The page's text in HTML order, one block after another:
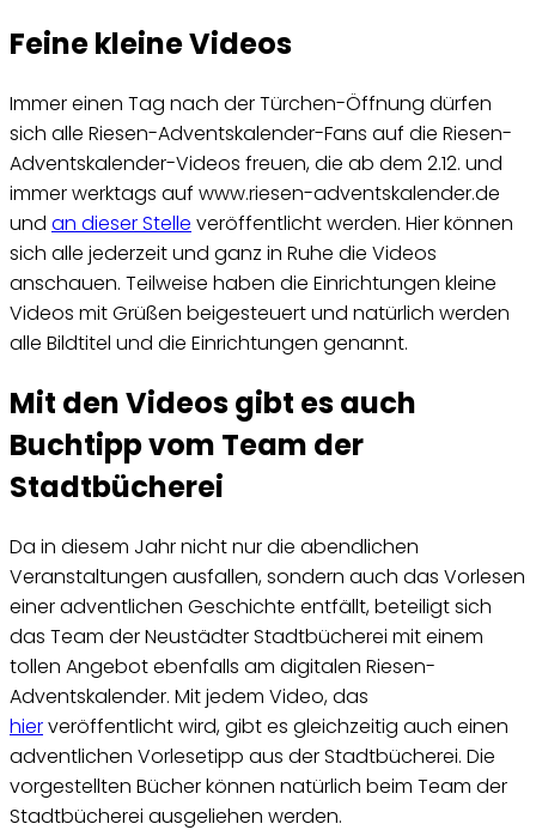
Feine kleine Videos
Immer einen Tag nach der Türchen-Öffnung dürfen
sich alle Riesen-Adventskalender-Fans auf die Riesen-
Adventskalender-Videos freuen, die ab dem 2.12. und
immer werktags auf www.riesen-adventskalender.de
und an dieser Stelle veröffentlicht werden. Hier können
sich alle jederzeit und ganz in Ruhe die Videos
anschauen. Teilweise haben die Einrichtungen kleine
Videos mit Grüßen beigesteuert und natürlich werden
alle Bildtitel und die Einrichtungen genannt.
Mit den Videos gibt es auch
Buchtipp vom Team der
Stadtbücherei
Da in diesem Jahr nicht nur die abendlichen
Veranstaltungen ausfallen, sondern auch das Vorlesen
einer adventlichen Geschichte entfällt, beteiligt sich
das Team der Neustädter Stadtbücherei mit einem
tollen Angebot ebenfalls am digitalen Riesen-
Adventskalender. Mit jedem Video, das
hierveröffentlicht wird, gibt es gleichzeitig auch einen
adventlichen Vorlesetipp aus der Stadtbücherei. Die
vorgestellten Bücher können natürlich beim Team der
Stadtbücherei ausgeliehen werden.